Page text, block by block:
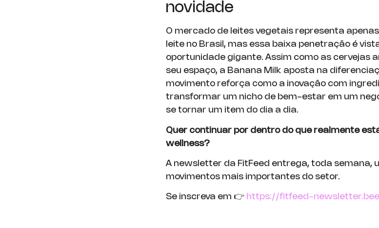
novidade
O mercado de leites vegetais representa
leite no Brasil, mas essa baixa penetração é
oportunidade gigante. Assim como as cervejas
seu espaço, a Banana Milk aposta na
movimento reforça como a inovação com
transformar um nicho de bem-estar em um
se tornar um item do dia a dia.
Quer continuar por dentro do que realmente
wellness?
A newsletter da FitFeed entrega, toda semana,
movimentos mais importantes do setor.
Se inscreva em 👉 https://fitfeed-